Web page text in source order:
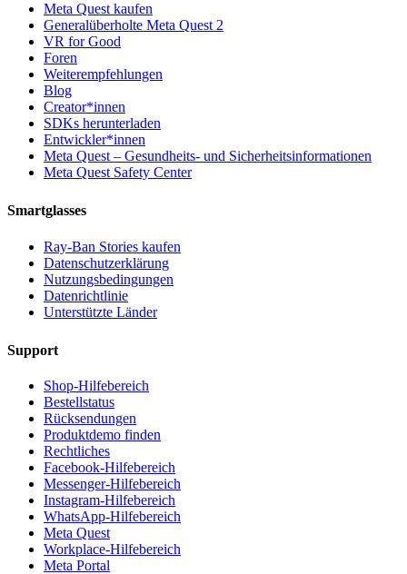
Meta Quest kaufen
Generalüberholte Meta Quest 2
VR for Good
Foren
Weiterempfehlungen
Blog
Creator*innen
SDKs herunterladen
Entwickler*innen
Meta Quest – Gesundheits- und Sicherheitsinformationen
Meta Quest Safety Center
Smartglasses
Ray-Ban Stories kaufen
Datenschutzerklärung
Nutzungsbedingungen
Datenrichtlinie
Unterstützte Länder
Support
Shop-Hilfebereich
Bestellstatus
Rücksendungen
Produktdemo finden
Rechtliches
Facebook-Hilfebereich
Messenger-Hilfebereich
Instagram-Hilfebereich
WhatsApp-Hilfebereich
Meta Quest
Workplace-Hilfebereich
Meta Portal